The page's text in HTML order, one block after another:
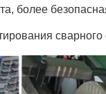
более